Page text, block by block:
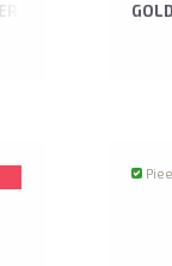
Y MUSIC